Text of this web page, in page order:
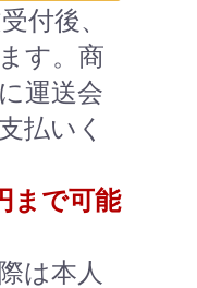
付後、
す。商
運送会
払いく
まで可能
は本人